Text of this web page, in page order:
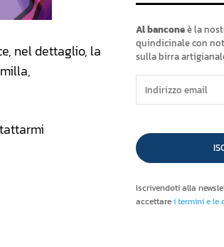
nel dettaglio, la
Al banconeè la
quindicinale con
sulla birra
Iscrivendoti alla
accettarei termini e le